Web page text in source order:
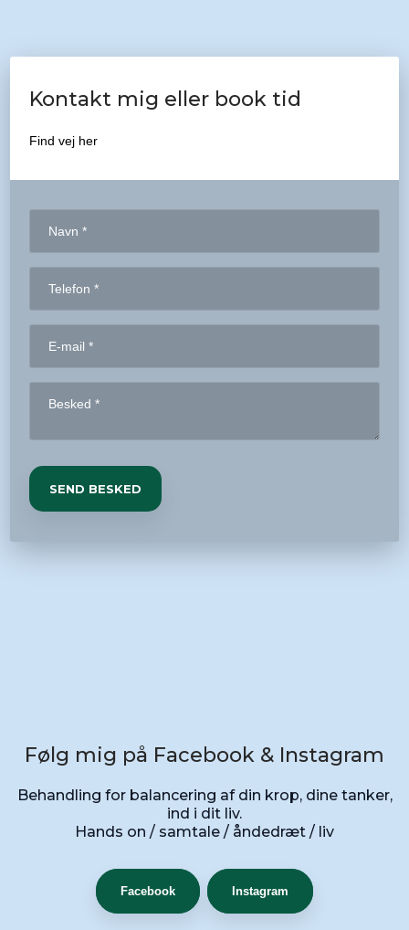
Kontakt mig eller book tid
Find vej her
​Følg mig på Facebook & Instagram
Behandling for balancering af din krop, dine tanker,
ind i dit liv.
​Hands on / samtale / åndedræt / liv
Facebook Instagram